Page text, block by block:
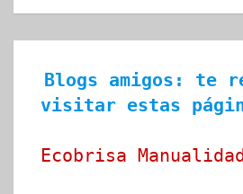
Blogs amigos: te
visitar estas
Ecobrisa